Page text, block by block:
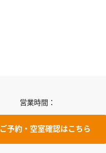
営業時間：
ご予約・空室確認はこちら